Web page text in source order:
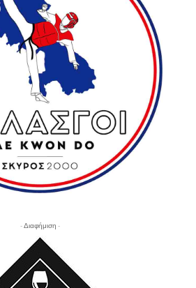
- Διαφήμιση -